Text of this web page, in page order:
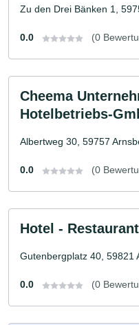
Zu den Drei Bänken 1,
0.0 (0
Cheema
Hotelbetriebs-
Albertweg 30, 59757
0.0 (0
Hotel -
Gutenbergplatz 40, 59821
0.0 (0